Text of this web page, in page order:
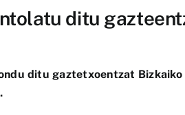
ditu
ditu gaztetxoentzat